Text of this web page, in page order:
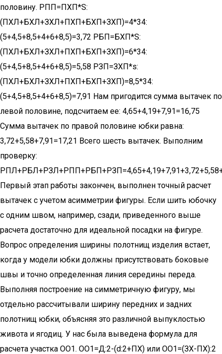
половину. РПП=ПХП*S:
(ПХЛ+БХЛ+ЗХЛ+ПХП+БХП+ЗХП)=4*34:
(5+4,5+8,5+4+6+8,5)=3,72 РБП=БХП*S:
(ПХЛ+БХЛ+ЗХЛ+ПХП+БХП+ЗХП)=6*34:
(5+4,5+8,5+4+6+8,5)=5,58 РЗП=ЗХП*s:
(ПХЛ+БХЛ+ЗХЛ+ПХП+БХП+ЗХП)=8,5*34:
(5+4,5+8,5+4+6+8,5)=7,91 Нам пригодится сумма вытачек по
левой половине, подсчитаем ее: 4,65+4,19+7,91=16,75
Сумма вытачек по правой половине юбки равна:
3,72+5,58+7,91=17,21 Всего шесть вытачек. Выполним
проверку:
Первый этап работы закончен, выполнен точный расчет
вытачек с учетом асимметрии фигуры. Если шить юбочку
с одним швом, например, сзади, приведенного выше
расчета достаточно для идеальной посадки на фигуре.
Вопрос определения ширины полотнищ изделия встает,
когда у модели юбки должны присутствовать боковые
швы и точно определенная линия середины переда.
Выполняя построение на симметричную фигуру, мы
отдельно рассчитывали ширину передних и задних
полотнищ юбки, объясняя это различной выпуклостью
живота и ягодиц. У нас была выведена формула для
расчета участка ОО1. ОО1=Д:2-(d:2+ПХ) или ОО1=(ЗХ-ПХ):2